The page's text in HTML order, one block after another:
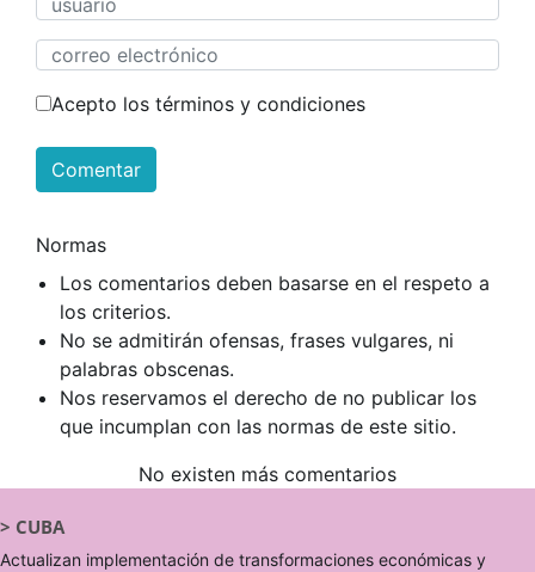
Acepto los términos y condiciones
Comentar
Normas
Los comentarios deben basarse en el respeto a
los criterios.
No se admitirán ofensas, frases vulgares, ni
palabras obscenas.
Nos reservamos el derecho de no publicar los
que incumplan con las normas de este sitio.
No existen más comentarios
> CUBA
Actualizan implementación de transformaciones económicas y